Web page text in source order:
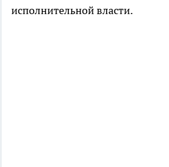
исполнительной власти.